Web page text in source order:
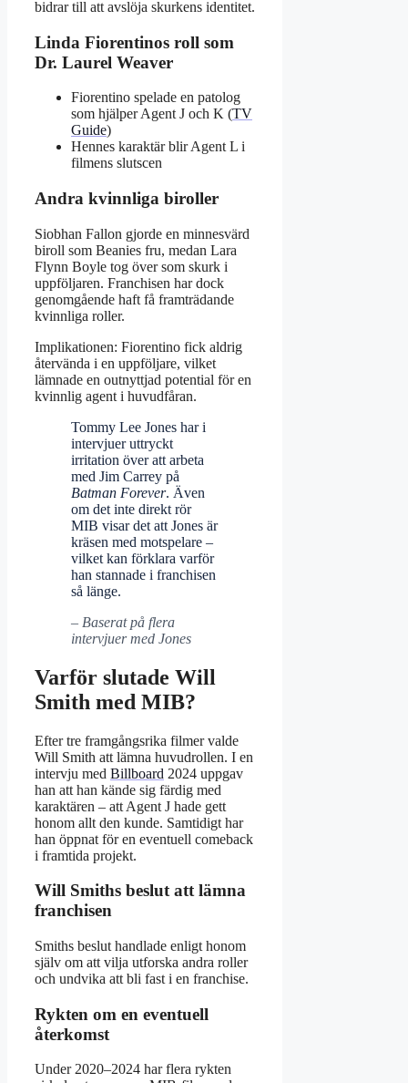
bidrar till att avslöja skurkens identitet.
Linda Fiorentinos roll som
Dr. Laurel Weaver
Fiorentino spelade en patolog
som hjälper Agent J och K (TV
Guide)
Hennes karaktär blir Agent L i
filmens slutscen
Andra kvinnliga biroller
Siobhan Fallon gjorde en minnesvärd
biroll som Beanies fru, medan Lara
Flynn Boyle tog över som skurk i
uppföljaren. Franchisen har dock
genomgående haft få framträdande
kvinnliga roller.
Implikationen: Fiorentino fick aldrig
återvända i en uppföljare, vilket
lämnade en outnyttjad potential för en
kvinnlig agent i huvudfåran.
Tommy Lee Jones har i
intervjuer uttryckt
irritation över att arbeta
med Jim Carrey på
Batman Forever. Även
om det inte direkt rör
MIB visar det att Jones är
kräsen med motspelare –
vilket kan förklara varför
han stannade i franchisen
så länge.
– Baserat på flera
intervjuer med Jones
Varför slutade Will
Smith med MIB?
Efter tre framgångsrika filmer valde
Will Smith att lämna huvudrollen. I en
intervju med Billboard 2024 uppgav
han att han kände sig färdig med
karaktären – att Agent J hade gett
honom allt den kunde. Samtidigt har
han öppnat för en eventuell comeback
i framtida projekt.
Will Smiths beslut att lämna
franchisen
Smiths beslut handlade enligt honom
själv om att vilja utforska andra roller
och undvika att bli fast i en franchise.
Rykten om en eventuell
återkomst
Under 2020–2024 har flera rykten